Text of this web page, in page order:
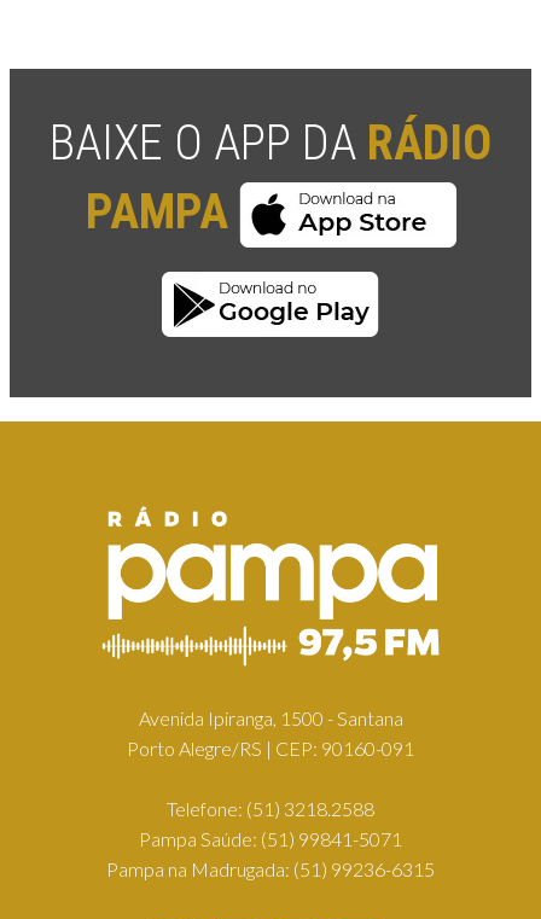
BAIXE O APP DA RÁDIO
PAMPA
Avenida Ipiranga, 1500 - Santana
Porto Alegre/RS | CEP: 90160-091
Telefone: (51) 3218.2588
Pampa Saúde: (51) 99841-5071
Pampa na Madrugada: (51) 99236-6315